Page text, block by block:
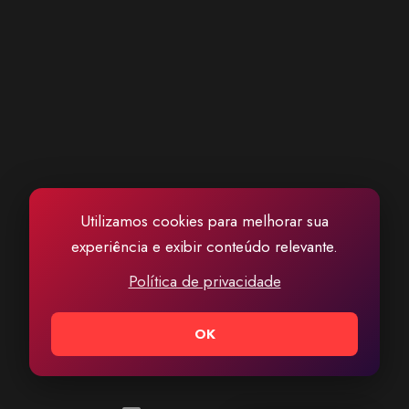
Utilizamos cookies para melhorar sua
experiência e exibir conteúdo relevante.
Política de privacidade
OK